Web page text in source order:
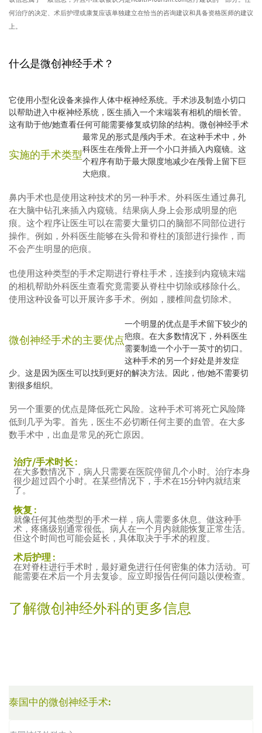
何治疗的决定、术后护理或康复应该单独建立在恰当的咨询建议和具备资格医师的建议
上。
什么是微创神经手术？
它使用小型化设备来操作人体中枢神经系统。手术涉及制造小切口
以帮助进入中枢神经系统，医生插入一个末端装有相机的细长管。
这有助于他/她查看任何可能需要修复或切除的结构。
实施的手术类型
微创神经手术
最常见的形式是颅内手术。在这种手术中，外
科医生在颅骨上开一个小口并插入内窥镜。这
个程序有助于最大限度地减少在颅骨上留下巨
大疤痕。
鼻内手术也是使用这种技术的另一种手术。外科医生通过鼻孔
在大脑中钻孔来插入内窥镜。结果病人身上会形成明显的疤
痕。这个程序让医生可以在需要大量切口的脑部不同部位进行
操作。例如，外科医生能够在头骨和脊柱的顶部进行操作，而
不会产生明显的疤痕。
也使用这种类型的手术定期进行脊柱手术，连接到内窥镜末端
的相机帮助外科医生查看究竟需要从脊柱中切除或移除什么。
使用这种设备可以开展许多手术。例如，腰椎间盘切除术。
微创神经手术的主要优点
一个明显的优点是手术留下较少的
疤痕。在大多数情况下，外科医生
需要制造一个小于一英寸的切口。
这种手术的另一个好处是并发症
少。这是因为医生可以找到更好的解决方法。因此，他/她不需要切
割很多组织。
另一个重要的优点是降低死亡风险。这种手术可将死亡风险降
低到几乎为零。首先，医生不必切断任何主要的血管。在大多
数手术中，出血是常见的死亡原因。
治疗/手术时长 :
在大多数情况下，病人只需要在医院停留几个小时。治疗本身
很少超过四个小时。在某些情况下，手术在15分钟内就结束
了。
恢复 :
就像任何其他类型的手术一样，病人需要多休息。做这种手
术，疼痛级别通常很低。病人在一个月内就能恢复正常生活。
但这个时间也可能会延长，具体取决于手术的程度。
术后护理 :
在对脊柱进行手术时，最好避免进行任何密集的体力活动。可
能需要在术后一个月去复诊。应立即报告任何问题以便检查。
了解微创神经外科的更多信息
泰国中的微创神经手术: